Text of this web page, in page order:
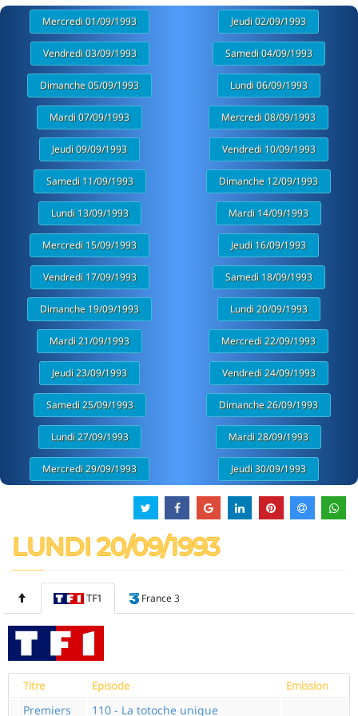
Mercredi 01/09/1993 Jeudi 02/09/1993
Vendredi 03/09/1993 Samedi 04/09/1993
Dimanche 05/09/1993 Lundi 06/09/1993
Mardi 07/09/1993 Mercredi 08/09/1993
Jeudi 09/09/1993 Vendredi 10/09/1993
Samedi 11/09/1993 Dimanche 12/09/1993
Lundi 13/09/1993 Mardi 14/09/1993
Mercredi 15/09/1993 Jeudi 16/09/1993
Vendredi 17/09/1993 Samedi 18/09/1993
Dimanche 19/09/1993 Lundi 20/09/1993
Mardi 21/09/1993 Mercredi 22/09/1993
Jeudi 23/09/1993 Vendredi 24/09/1993
Samedi 25/09/1993 Dimanche 26/09/1993
Lundi 27/09/1993 Mardi 28/09/1993
Mercredi 29/09/1993 Jeudi 30/09/1993
LUNDI 20/09/1993
TF1 France 3
Titre Episode Emission
Premiers 110 - La totoche unique